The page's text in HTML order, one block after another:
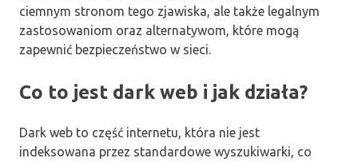
ciemnym stronom tego zjawiska, ale także legalnym
zastosowaniom oraz alternatywom, które mogą
zapewnić bezpieczeństwo w sieci.
Co to jest dark web i jak działa?
Dark web to część internetu, która nie jest
indeksowana przez standardowe wyszukiwarki, co